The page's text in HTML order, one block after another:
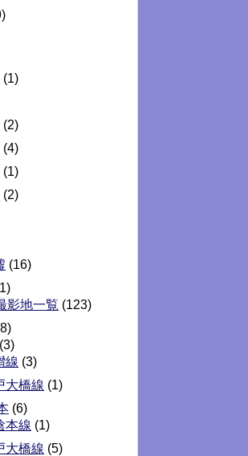
(1)
(2)
(4)
(1)
(2)
(16)
影地一覧 (123)
(3)
線 (3)
大橋線 (1)
(6)
本線 (1)
大橋線 (5)